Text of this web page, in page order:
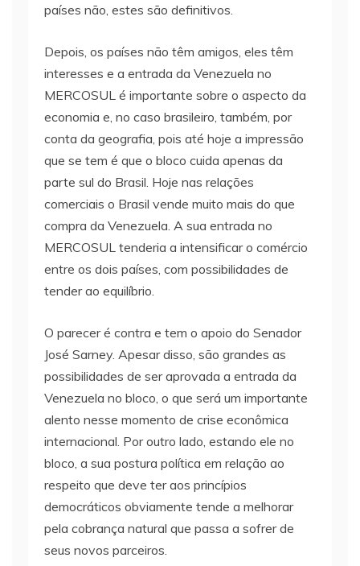
países não, estes são definitivos.
Depois, os países não têm amigos, eles têm
interesses e a entrada da Venezuela no
MERCOSUL é importante sobre o aspecto da
economia e, no caso brasileiro, também, por
conta da geografia, pois até hoje a impressão
que se tem é que o bloco cuida apenas da
parte sul do Brasil. Hoje nas relações
comerciais o Brasil vende muito mais do que
compra da Venezuela. A sua entrada no
MERCOSUL tenderia a intensificar o comércio
entre os dois países, com possibilidades de
tender ao equilíbrio.
O parecer é contra e tem o apoio do Senador
José Sarney. Apesar disso, são grandes as
possibilidades de ser aprovada a entrada da
Venezuela no bloco, o que será um importante
alento nesse momento de crise econômica
internacional. Por outro lado, estando ele no
bloco, a sua postura política em relação ao
respeito que deve ter aos princípios
democráticos obviamente tende a melhorar
pela cobrança natural que passa a sofrer de
seus novos parceiros.